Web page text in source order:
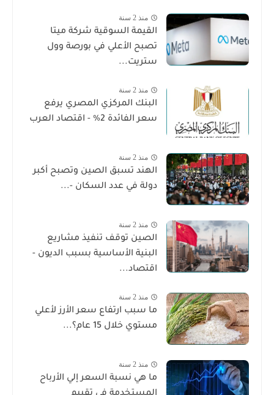
منذ 2 سنة
القيمة السوقية شركة ميتا
تصبح الأعلي في بورصة وول
ستريت...
منذ 2 سنة
البنك المركزي المصري يرفع
سعر الفائدة 2% - اقتصاد العرب
منذ 2 سنة
الهند تسبق الصين وتصبح أكبر
دولة في عدد السكان -...
منذ 2 سنة
الصين توقف تنفيذ مشاريع
البنية الأساسية بسبب الديون -
اقتصاد...
منذ 2 سنة
ما سبب ارتفاع سعر الأرز لأعلي
مستوي خلال 15 عام؟...
منذ 2 سنة
ما هي نسبة السعر إلي الأرباح